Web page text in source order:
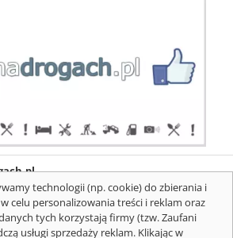
Regulamin
Informacje o cookies
technologii (np. cookie) do zbierania i
celu personalizowania treści i reklam oraz
tych korzystają firmy (tzw. Zaufani
usługi sprzedaży reklam. Klikając w